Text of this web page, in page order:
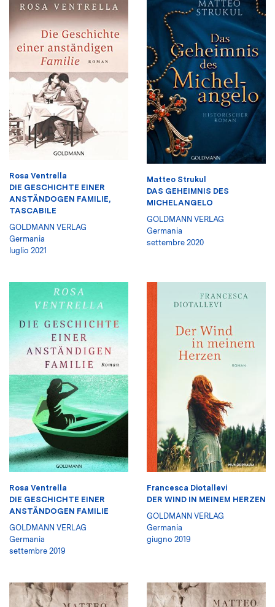
Rosa Ventrella
DIE GESCHICHTE EINER
ANSTÄNDOGEN FAMILIE,
TASCABILE
GOLDMANN VERLAG
Germania
luglio 2021
Matteo Strukul
DAS GEHEIMNIS DES
MICHELANGELO
GOLDMANN VERLAG
Germania
settembre 2020
Rosa Ventrella
DIE GESCHICHTE EINER
ANSTÄNDOGEN FAMILIE
GOLDMANN VERLAG
Germania
settembre 2019
Francesca Diotallevi
DER WIND IN MEINEM HERZEN
GOLDMANN VERLAG
Germania
giugno 2019